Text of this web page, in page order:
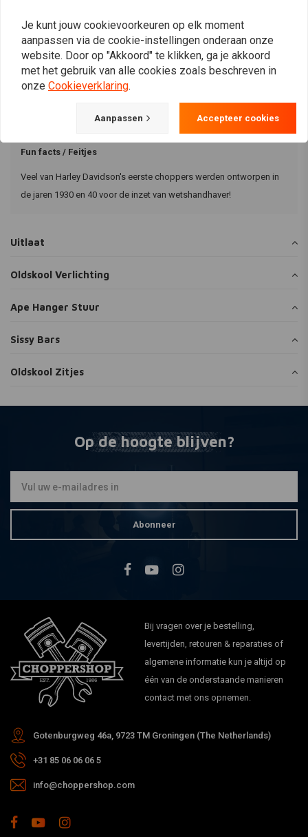
houd je je tank zwart. Mocht je toch je aangetrokken voelen tot de
newskool; kies dan toch fijn voor een flitsende kleur!
Jouw bike, jouw keuzes! Wij helpen je graag op weg bij de bouw
van de meest gave oldskool of newskool chopper die jij maar kunt
Fun facts / Feitjes
Veel van Harley Davidson's eerste choppers werden ontworpen in
de jaren 1930 en 40 voor de inzet van wetshandhaver!
Uitlaat
Oldskool Verlichting
Ape Hanger Stuur
Sissy Bars
Oldskool Zitjes
Op de hoogte blijven?
Abonneer
Bij vragen over je bestelling,
levertijden, retouren & reparaties of
algemene informatie kun je altijd op
één van de onderstaande manieren
contact met ons opnemen.
Gotenburgweg 46a, 9723 TM Groningen (The Netherlands)
+31 85 06 06 06 5
info@choppershop.com
Je kunt jouw cookievoorkeuren op elk moment
aanpassen via de cookie-instellingen onderaan onze
website. Door op "Akkoord" te klikken, ga je akkoord
met het gebruik van alle cookies zoals beschreven in
onze Cookieverklaring.
Aanpassen Accepteer cookies